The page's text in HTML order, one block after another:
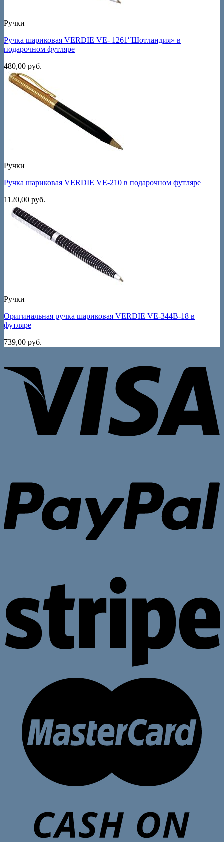
Ручки
Ручка шариковая VERDIE VE- 1261″Шотландия» в
подарочном футляре
480,00 руб.
Ручки
Ручка шариковая VERDIE VE-210 в подарочном футляре
1120,00 руб.
Ручки
Оригинальная ручка шариковая VERDIE VE-344B-18 в
футляре
739,00 руб.